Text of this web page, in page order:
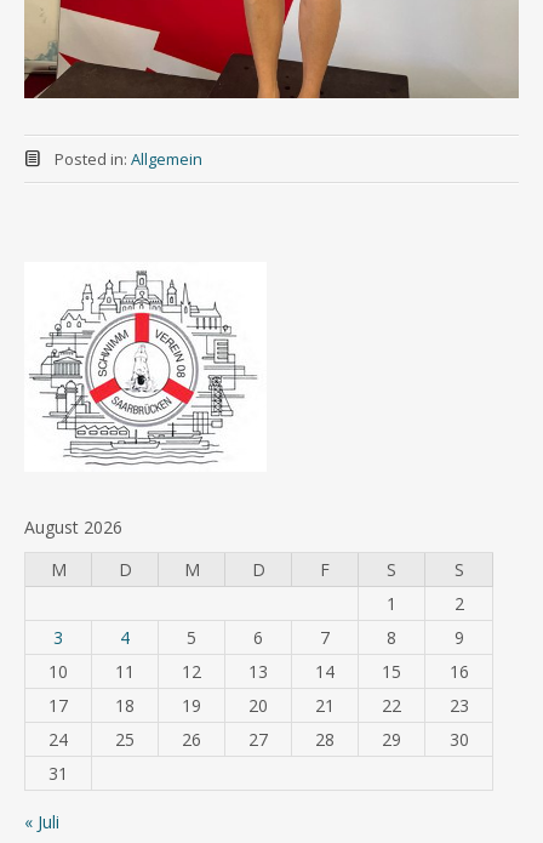
Posted in: Allgemein
August 2026
M
D M D F S
S
1
2
3
4 5 6 7 8
9
10
11 12 13 14 15
16
17
18 19 20 21 22
23
24
25 26 27 28 29
30
31
« Juli